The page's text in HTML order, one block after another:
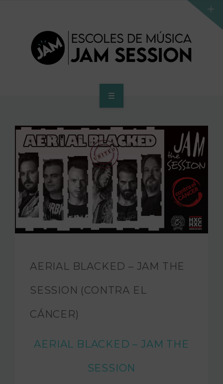
ESCUELA
PROGRAMA DE ACCESO AL SUPERIOR
CENTRO SUPERIOR
FUNDACIÓN JAM
CONTACTO
AERIAL BLACKED – JAM THE
SESSION (CONTRA EL
CÁNCER)
AERIAL BLACKED – JAM THE
SESSION